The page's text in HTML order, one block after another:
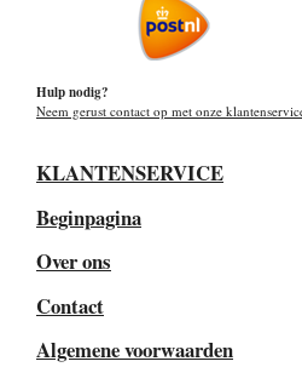
Hulp nodig?
Neem gerust contact op met onze
KLANTENSERVICE
Beginpagina
Over ons
Contact
Algemene voorwaarden